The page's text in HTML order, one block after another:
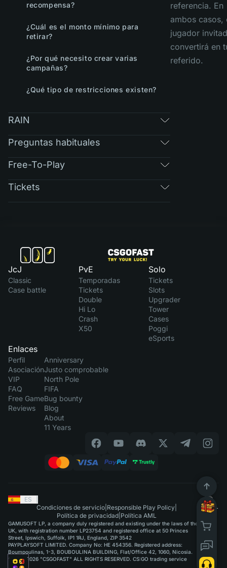
recompensa?
¿Cuál es el monto mínimo para
retirar?
¿Por qué necesito crear varias
campañas?
¿Qué tipo de restricciones existen?
RAIN
Preguntas habituales
Free-To-Play
Tickets
referencia. En
ambos casos,
jugador
convertirá en
referido.
JcJ
Classic
Case battle
PvE
Temporadas
Tickets
Double
Hi Lo
Crash
X50
Solo
Tickets
Slots
Upgrader
Tower
Cases
Poggi
eSports
Enlaces
Perfil
Asociación
VIP
FAQ
Free Game
Reviews
Anniversary
Justo comprobable
North Pole
FIFA
Bug bounty
Blog
About
11 Years
ES
Condiciones de servicio| Responsible Play Policy|
Política de privacidad| Política AML
GAMUSOFT LP, a company duly registered and existing under the laws of the
UK, with registration number LP23754 and registered office at 50 Princes
Street, Ipswich, Suffolk, IP1 1RJ, England, ZIP 3542
PAYPLAYSOFT LIMITED. Company No: HE 454356. Registered address:
Boumpoulinas, 1-3, BOUBOULINA BUILDING, Flat/Office 42, 1060, Nicosia.
©2015-2026 "CSGOFAST" ALL RIGHTS RESERVED. CS:GO trading service